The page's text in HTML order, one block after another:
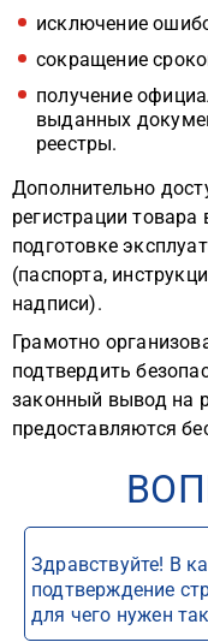
исключение
сокращение
получение
выданных
реестры.
Дополнительно
регистрации
подготовке
(паспорта,
надписи).
Грамотно
подтвердить
законный вывод на
предоставляются
Здравствуйте! В
подтверждение
для чего нужен